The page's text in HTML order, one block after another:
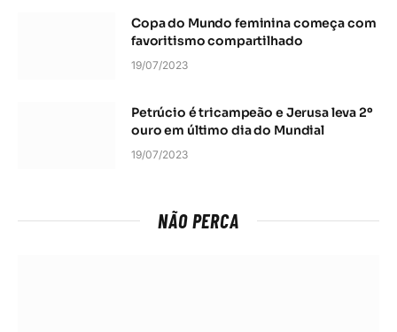
Copa do Mundo feminina começa com
favoritismo compartilhado
19/07/2023
Petrúcio é tricampeão e Jerusa leva 2º
ouro em último dia do Mundial
19/07/2023
NÃO PERCA